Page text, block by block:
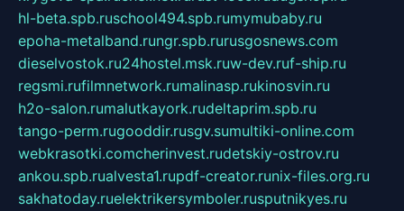
hl-beta.spb.ruschool494.spb.rumymubaby.ru
epoha-metalband.rungr.spb.rurusgosnews.com
dieselvostok.ru24hostel.msk.ruw-dev.ruf-ship.ru
regsmi.rufilmnetwork.rumalinasp.rukinosvin.ru
h2o-salon.rumalutkayork.rudeltaprim.spb.ru
tango-perm.rugooddir.rusgv.sumultiki-online.com
webkrasotki.comcherinvest.rudetskiy-ostrov.ru
ankou.spb.rualvesta1.rupdf-creator.runix-files.org.ru
sakhatoday.ruelektrikersymboler.rusputnikyes.ru